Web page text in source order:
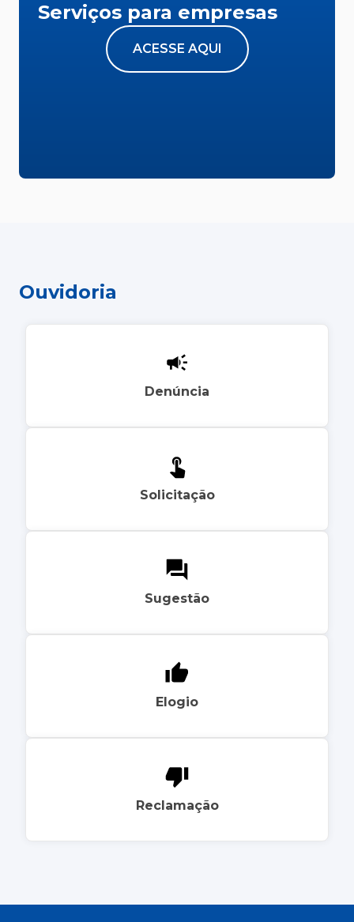
Serviços para empresas
ACESSE AQUI
Ouvidoria
Denúncia
Solicitação
Sugestão
Elogio
Reclamação